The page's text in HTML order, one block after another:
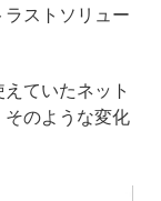
ストソリュー
ていたネット
そのような変化